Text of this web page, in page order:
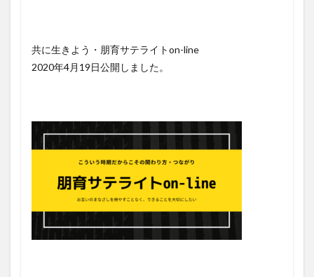
共に生きよう・朋育サテライトon-line
2020年4月19日公開しました。